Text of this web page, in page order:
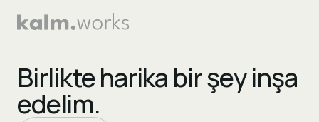
Birlikte harika bir şey inşa
edelim.